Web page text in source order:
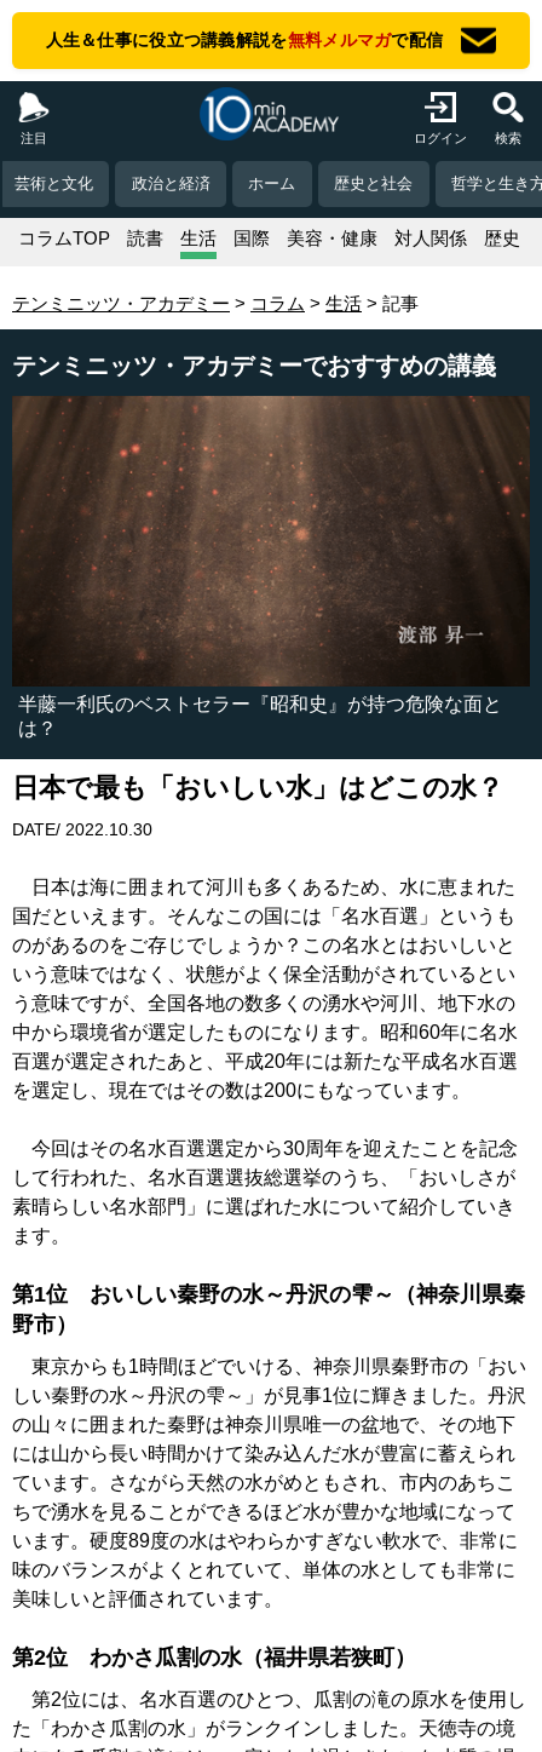
人生＆仕事に役立つ講義解説を無料メルマガで配信
注目 ログイン 検索
芸術と文化 政治と経済 ホーム 歴史と社会 哲学と生き
コラムTOP 読書 生活 国際 美容・健康 対人関係 歴史
テンミニッツ・アカデミー コラム 生活 記事
テンミニッツ・アカデミーでおすすめの講義
半藤一利氏のベストセラー『昭和史』が持つ危険な面と
は？
日本で最も「おいしい水」はどこの水？
DATE/ 2022.10.30
日本は海に囲まれて河川も多くあるため、水に恵まれた
国だといえます。そんなこの国には「名水百選」というも
のがあるのをご存じでしょうか？この名水とはおいしいと
いう意味ではなく、状態がよく保全活動がされているとい
う意味ですが、全国各地の数多くの湧水や河川、地下水の
中から環境省が選定したものになります。昭和60年に名水
百選が選定されたあと、平成20年には新たな平成名水百選
を選定し、現在ではその数は200にもなっています。
今回はその名水百選選定から30周年を迎えたことを記念
して行われた、名水百選選抜総選挙のうち、「おいしさが
素晴らしい名水部門」に選ばれた水について紹介していき
ます。
第1位 おいしい秦野の水～丹沢の雫～（神奈川県秦
野市）
東京からも1時間ほどでいける、神奈川県秦野市の「おい
しい秦野の水～丹沢の雫～」が見事1位に輝きました。丹沢
の山々に囲まれた秦野は神奈川県唯一の盆地で、その地下
には山から長い時間かけて染み込んだ水が豊富に蓄えられ
ています。さながら天然の水がめともされ、市内のあちこ
ちで湧水を見ることができるほど水が豊かな地域になって
います。硬度89度の水はやわらかすぎない軟水で、非常に
味のバランスがよくとれていて、単体の水としても非常に
美味しいと評価されています。
第2位 わかさ瓜割の水（福井県若狭町）
第2位には、名水百選のひとつ、瓜割の滝の原水を使用し
た「わかさ瓜割の水」がランクインしました。天徳寺の境